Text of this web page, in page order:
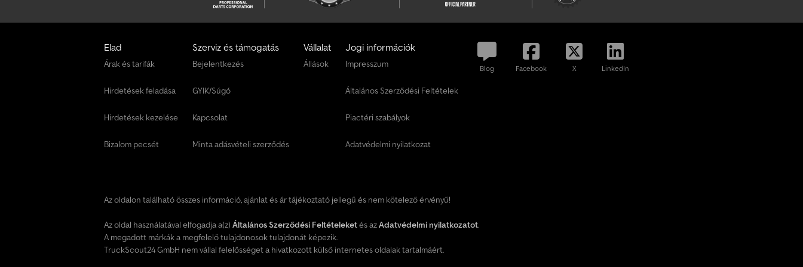
m
a
g
o
n
Elad
Árak és tarifák
Hirdetések feladása
Hirdetések kezelése
Bizalom pecsét
Szerviz és támogatás
Bejelentkezés
GYIK/Súgó
Kapcsolat
Minta adásvételi szerződés
Vállalat
Állások
Jogi információk
Impresszum
Általános Szerződési Feltételek
Piactéri szabályok
Adatvédelmi nyilatkozat
Blog Facebook X LinkedIn
Az oldalon található összes információ, ajánlat és ár tájékoztató jellegű és nem kötelező érvényű!
Az oldal használatával elfogadja a(z) Általános Szerződési Feltételeketés azAdatvédelmi nyilatkozatot.
A megadott márkák a megfelelő tulajdonosok tulajdonát képezik.
TruckScout24 GmbH nem vállal felelősséget a hivatkozott külső internetes oldalak tartalmáért.